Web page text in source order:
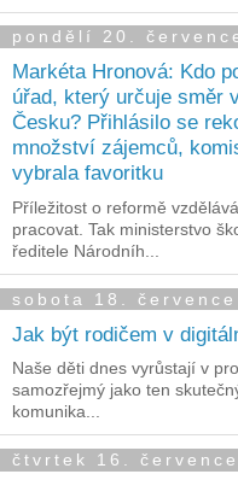
pondělí 20.
Markéta Hronová: Kdo
úřad, který určuje směr
Česku? Přihlásilo se
množství zájemců,
vybrala favoritku
Příležitost o reformě
pracovat. Tak ministerstvo
ředitele Národníh...
sobota 18. července
Jak být rodičem v
Naše děti dnes vyrůstají v
samozřejmý jako ten
komunika...
čtvrtek 16.